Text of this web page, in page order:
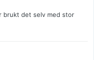
brukt det selv med stor